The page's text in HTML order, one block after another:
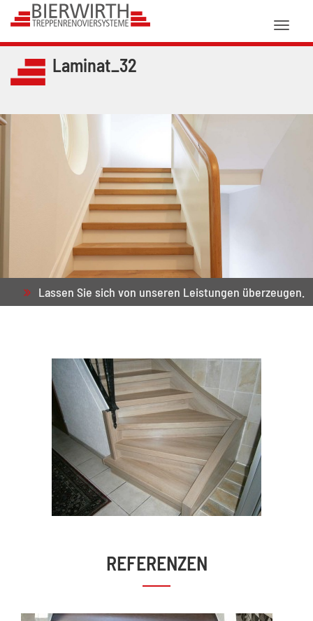
Laminat_32
Lassen Sie sich von unseren Leistungen überzeugen.
REFERENZEN